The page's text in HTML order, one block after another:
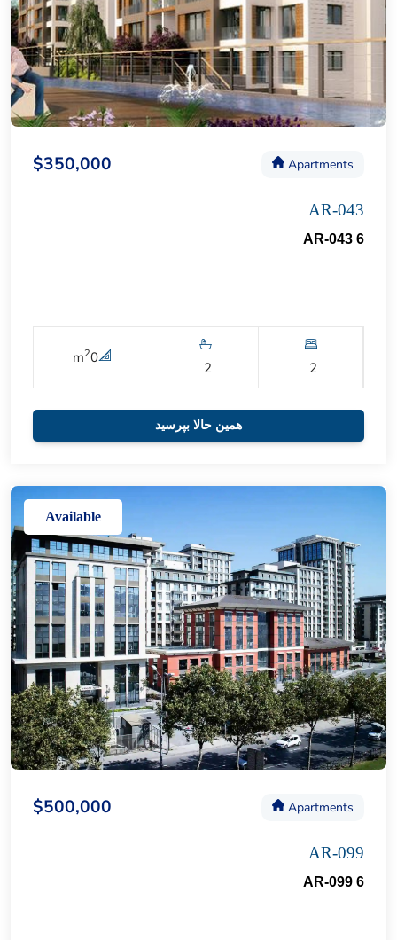
Apartments
$350,000
AR-043
AR-043 6
2
2
0
m2
همین حالا بپرسید
Available
Apartments
$500,000
AR-099
AR-099 6